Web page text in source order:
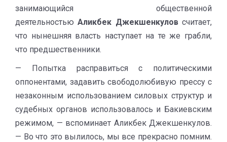
занимающийся общественной
деятельностьюАликбек Джекшенкуловсчитает,
что нынешняя власть наступает на те же грабли,
что предшественники.
— Попытка расправиться с политическими
оппонентами, задавить свободолюбивую прессу с
незаконным использованием силовых структур и
судебных органов использовалось и Бакиевским
режимом, — вспоминает Аликбек Джекшенкулов.
— Во что это вылилось, мы все прекрасно помним.